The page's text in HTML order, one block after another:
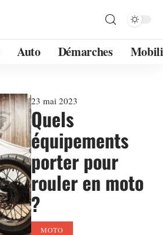
Auto Démarches
23 mai 2023
Quels
équipements
porter pour
rouler en moto
?
MOTO